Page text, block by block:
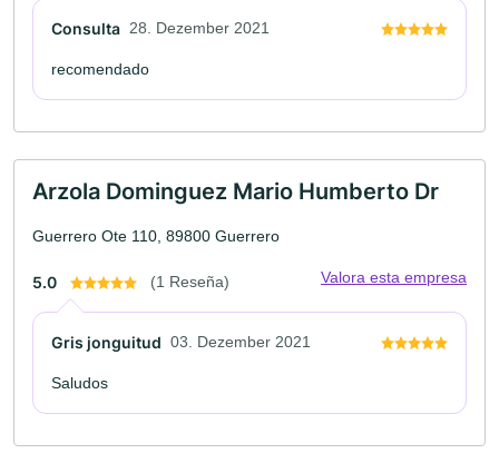
Consulta 28. Dezember 2021
recomendado
Arzola Dominguez Mario Humberto Dr
Guerrero Ote 110, 89800 Guerrero
5.0 (1 Reseña) Valora esta empresa
Gris jonguitud 03. Dezember 2021
Saludos